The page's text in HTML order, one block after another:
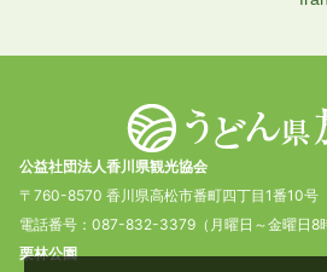
公益社団法人香川県観光協会
〒760-8570 香川県高松市番町四丁目1番10号
電話番号：087-832-3379（月曜日～金曜日8
栗林公園